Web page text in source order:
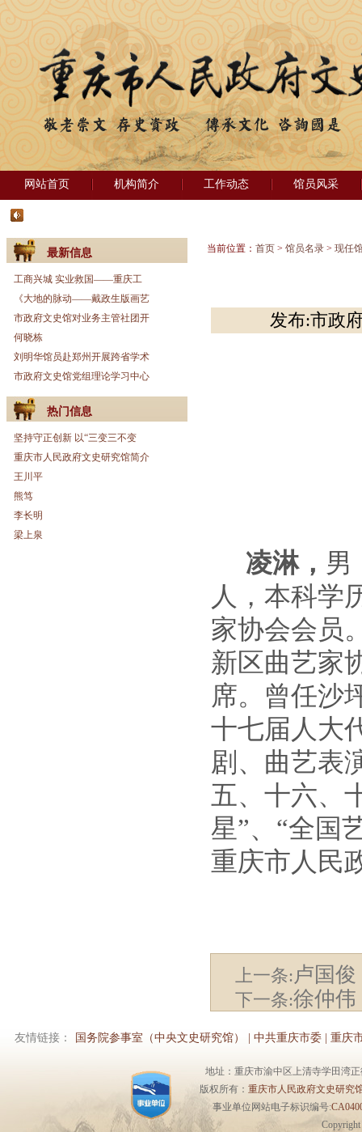
网站首页 机构简介 工作动态 馆员风采
最新信息
工商兴城 实业救国——重庆工
《大地的脉动——戴政生版画艺
市政府文史馆对业务主管社团开
何晓栋
刘明华馆员赴郑州开展跨省学术
市政府文史馆党组理论学习中心
热门信息
坚持守正创新 以“三变三不变
重庆市人民政府文史研究馆简介
王川平
熊笃
李长明
梁上泉
当前位置： 首页 > 馆员名录 > 现任
发布:市政
凌淋， 男
人，本科学
家协会会员
新区曲艺家
席。曾任沙
十七届人大
剧、曲艺表
五、十六、
星”、“全国
重庆市人民
上一条:卢国俊
下一条:徐仲伟
友情链接： 国务院参事室（中央文史研究馆） 中共重庆市委 重庆
地址：重庆市渝中区上清寺学田湾
版权所有： 重庆市人民政府文史研究
事业单位网站电子标识编号: